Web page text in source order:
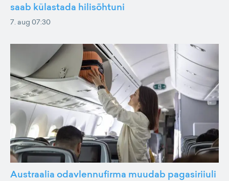
saab külastada hilisõhtuni
7. aug 07:30
Austraalia odavlennufirma muudab pagasiriiuli